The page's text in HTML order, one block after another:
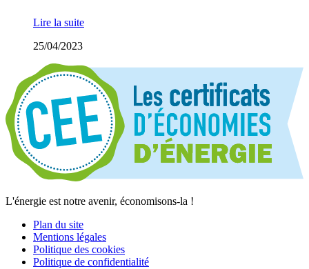
Lire la suite
25/04/2023
L'énergie est notre avenir, économisons-la !
Plan du site
Mentions légales
Politique des cookies
Politique de confidentialité